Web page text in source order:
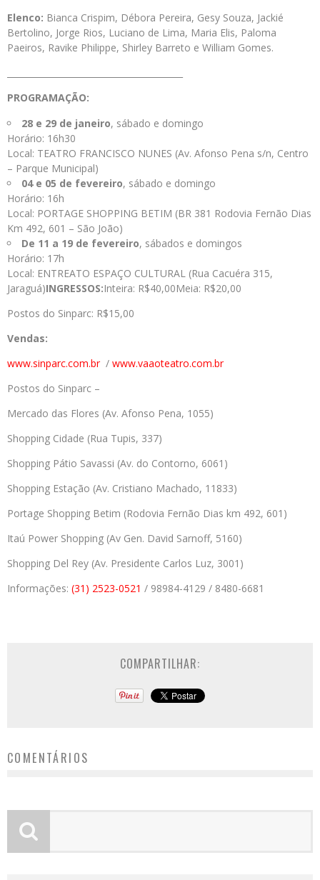
Elenco: Bianca Crispim, Débora Pereira, Gesy Souza, Jackié
Bertolino, Jorge Rios, Luciano de Lima, Maria Elis, Paloma
Paeiros, Ravike Philippe, Shirley Barreto e William Gomes.
PROGRAMAÇÃO:
28 e 29 de janeiro, sábado e domingo
Horário: 16h30
Local: TEATRO FRANCISCO NUNES (Av. Afonso Pena s/n, Centro
– Parque Municipal)
04 e 05 de fevereiro, sábado e domingo
Horário: 16h
Local: PORTAGE SHOPPING BETIM (BR 381 Rodovia Fernão Dias
Km 492, 601 – São João)
De 11 a 19 de fevereiro, sábados e domingos
Horário: 17h
Local: ENTREATO ESPAÇO CULTURAL (Rua Cacuéra 315,
Jaraguá)INGRESSOS:Inteira: R$40,00Meia: R$20,00
Postos do Sinparc: R$15,00
Vendas:
www.sinparc.com.br/ www.vaaoteatro.com.br
Postos do Sinparc –
Mercado das Flores (Av. Afonso Pena, 1055)
Shopping Cidade (Rua Tupis, 337)
Shopping Pátio Savassi (Av. do Contorno, 6061)
Shopping Estação (Av. Cristiano Machado, 11833)
Portage Shopping Betim (Rodovia Fernão Dias km 492, 601)
Itaú Power Shopping (Av Gen. David Sarnoff, 5160)
Shopping Del Rey (Av. Presidente Carlos Luz, 3001)
Informações: (31) 2523-0521 / 98984-4129 / 8480-6681
COMPARTILHAR:
COMENTÁRIOS